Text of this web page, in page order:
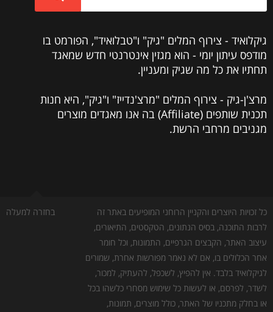
גיקלואיד - צירוף המלים "גיק" ו"טבלואיד", הפורמט בו
מודפס עיתון יומי - הוא מגזין אינטרנטי חדש שמאגד
תחתיו את כל מה שגיק ומעניין.
מרצ'ן-גיק - צירוף המלים "מרצ'נדייז" ו"גיק", היא חנות
תכנית שותפים (Affiliate) בה אנו מאגדים מוצרים
מגניבים מרחבי הרשת.
בחזרה למעלה
כל זכויות היוצרים והקניין הרוחני המופיעים באתר זה
לרבות התוכנה, בסיס הנתונים, הטקסטים, התיאורים,
עיצוב האתר, הקבצים הגרפיים, התמונות, וכל חומר
אחר הכלולים בו, אם לא נאמר מפורשות אחרת, שמורים
לגיקלואיד בלבד. אין להפיץ, לשכפל, להעתיק, למכור,
לשדר, לפרסם, או לעשות כל שימוש מסחרי כלשהו בכל
או בחלק מתכניו של האתר, כולל מוצרים, תמונות,